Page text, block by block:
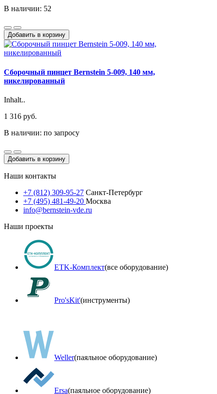
В наличии: 52
Добавить в корзину
Сборочный пинцет Bernstein 5-009, 140 мм,
никелированный
Inhalt..
1 316 руб.
В наличии: по запросу
Добавить в корзину
Наши контакты
+7 (812) 309-95-27 Санкт-Петербург
+7 (495) 481-49-20 Москва
info@bernstein-vde.ru
Наши проекты
ETK-Комплект(все оборудование)
Pro'sKit'(инструменты)
Weller(паяльное оборудование)
Ersa(паяльное оборудование)